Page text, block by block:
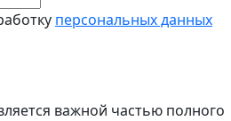
персональных данных
важной частью полного